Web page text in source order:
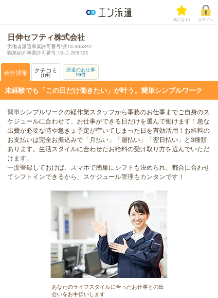
気になる! ログイン
日伸セフティ株式会社
労働者派遣事業許可番号:派13-305342
職業紹介事業許可番号:13-ユ-306120
会社情報 クチコミ
1件
派遣のお仕事
19件
未経験でも「この日だけ働きたい」が叶う。簡単シンプルワーク
簡単シンプルワークの軽作業スタッフから事務のお仕事までご自身のス
ケジュールに合わせて、お仕事ができる日だけを選んで働けます！急な
出費が必要な時や急きょ予定が空いてしまった日を有効活用！お給料の
お支払いは完全お振込みで「月払い」「週払い」「翌日払い」と3種類
あります。生活スタイルに合わせたお給料の受け取り方を選んでいただ
けます。
一度登録しておけば、スマホで簡単にシフトも決められ、都合に合わせ
てシフトインできるから、スケジュール管理もカンタンです！
あなたのライフスタイルに合ったお仕事との出
会いをお手伝いします